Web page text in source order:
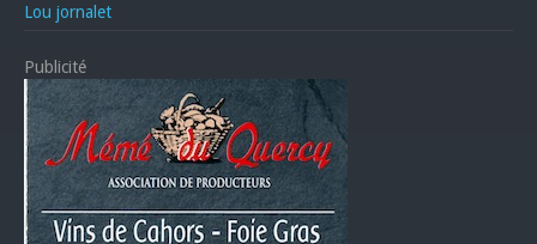
Lou jornalet
Publicité